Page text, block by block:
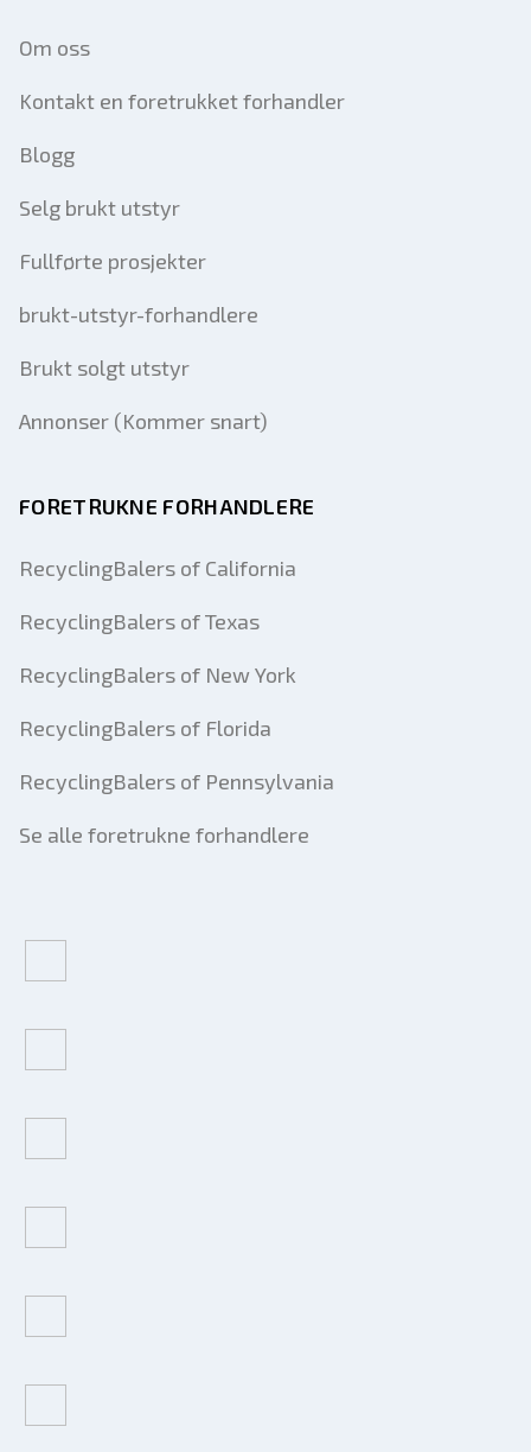
Om oss
Kontakt en foretrukket forhandler
Blogg
Selg brukt utstyr
Fullførte prosjekter
brukt-utstyr-forhandlere
Brukt solgt utstyr
Annonser (Kommer snart)
FORETRUKNE FORHANDLERE
RecyclingBalers of California
RecyclingBalers of Texas
RecyclingBalers of New York
RecyclingBalers of Florida
RecyclingBalers of Pennsylvania
Se alle foretrukne forhandlere